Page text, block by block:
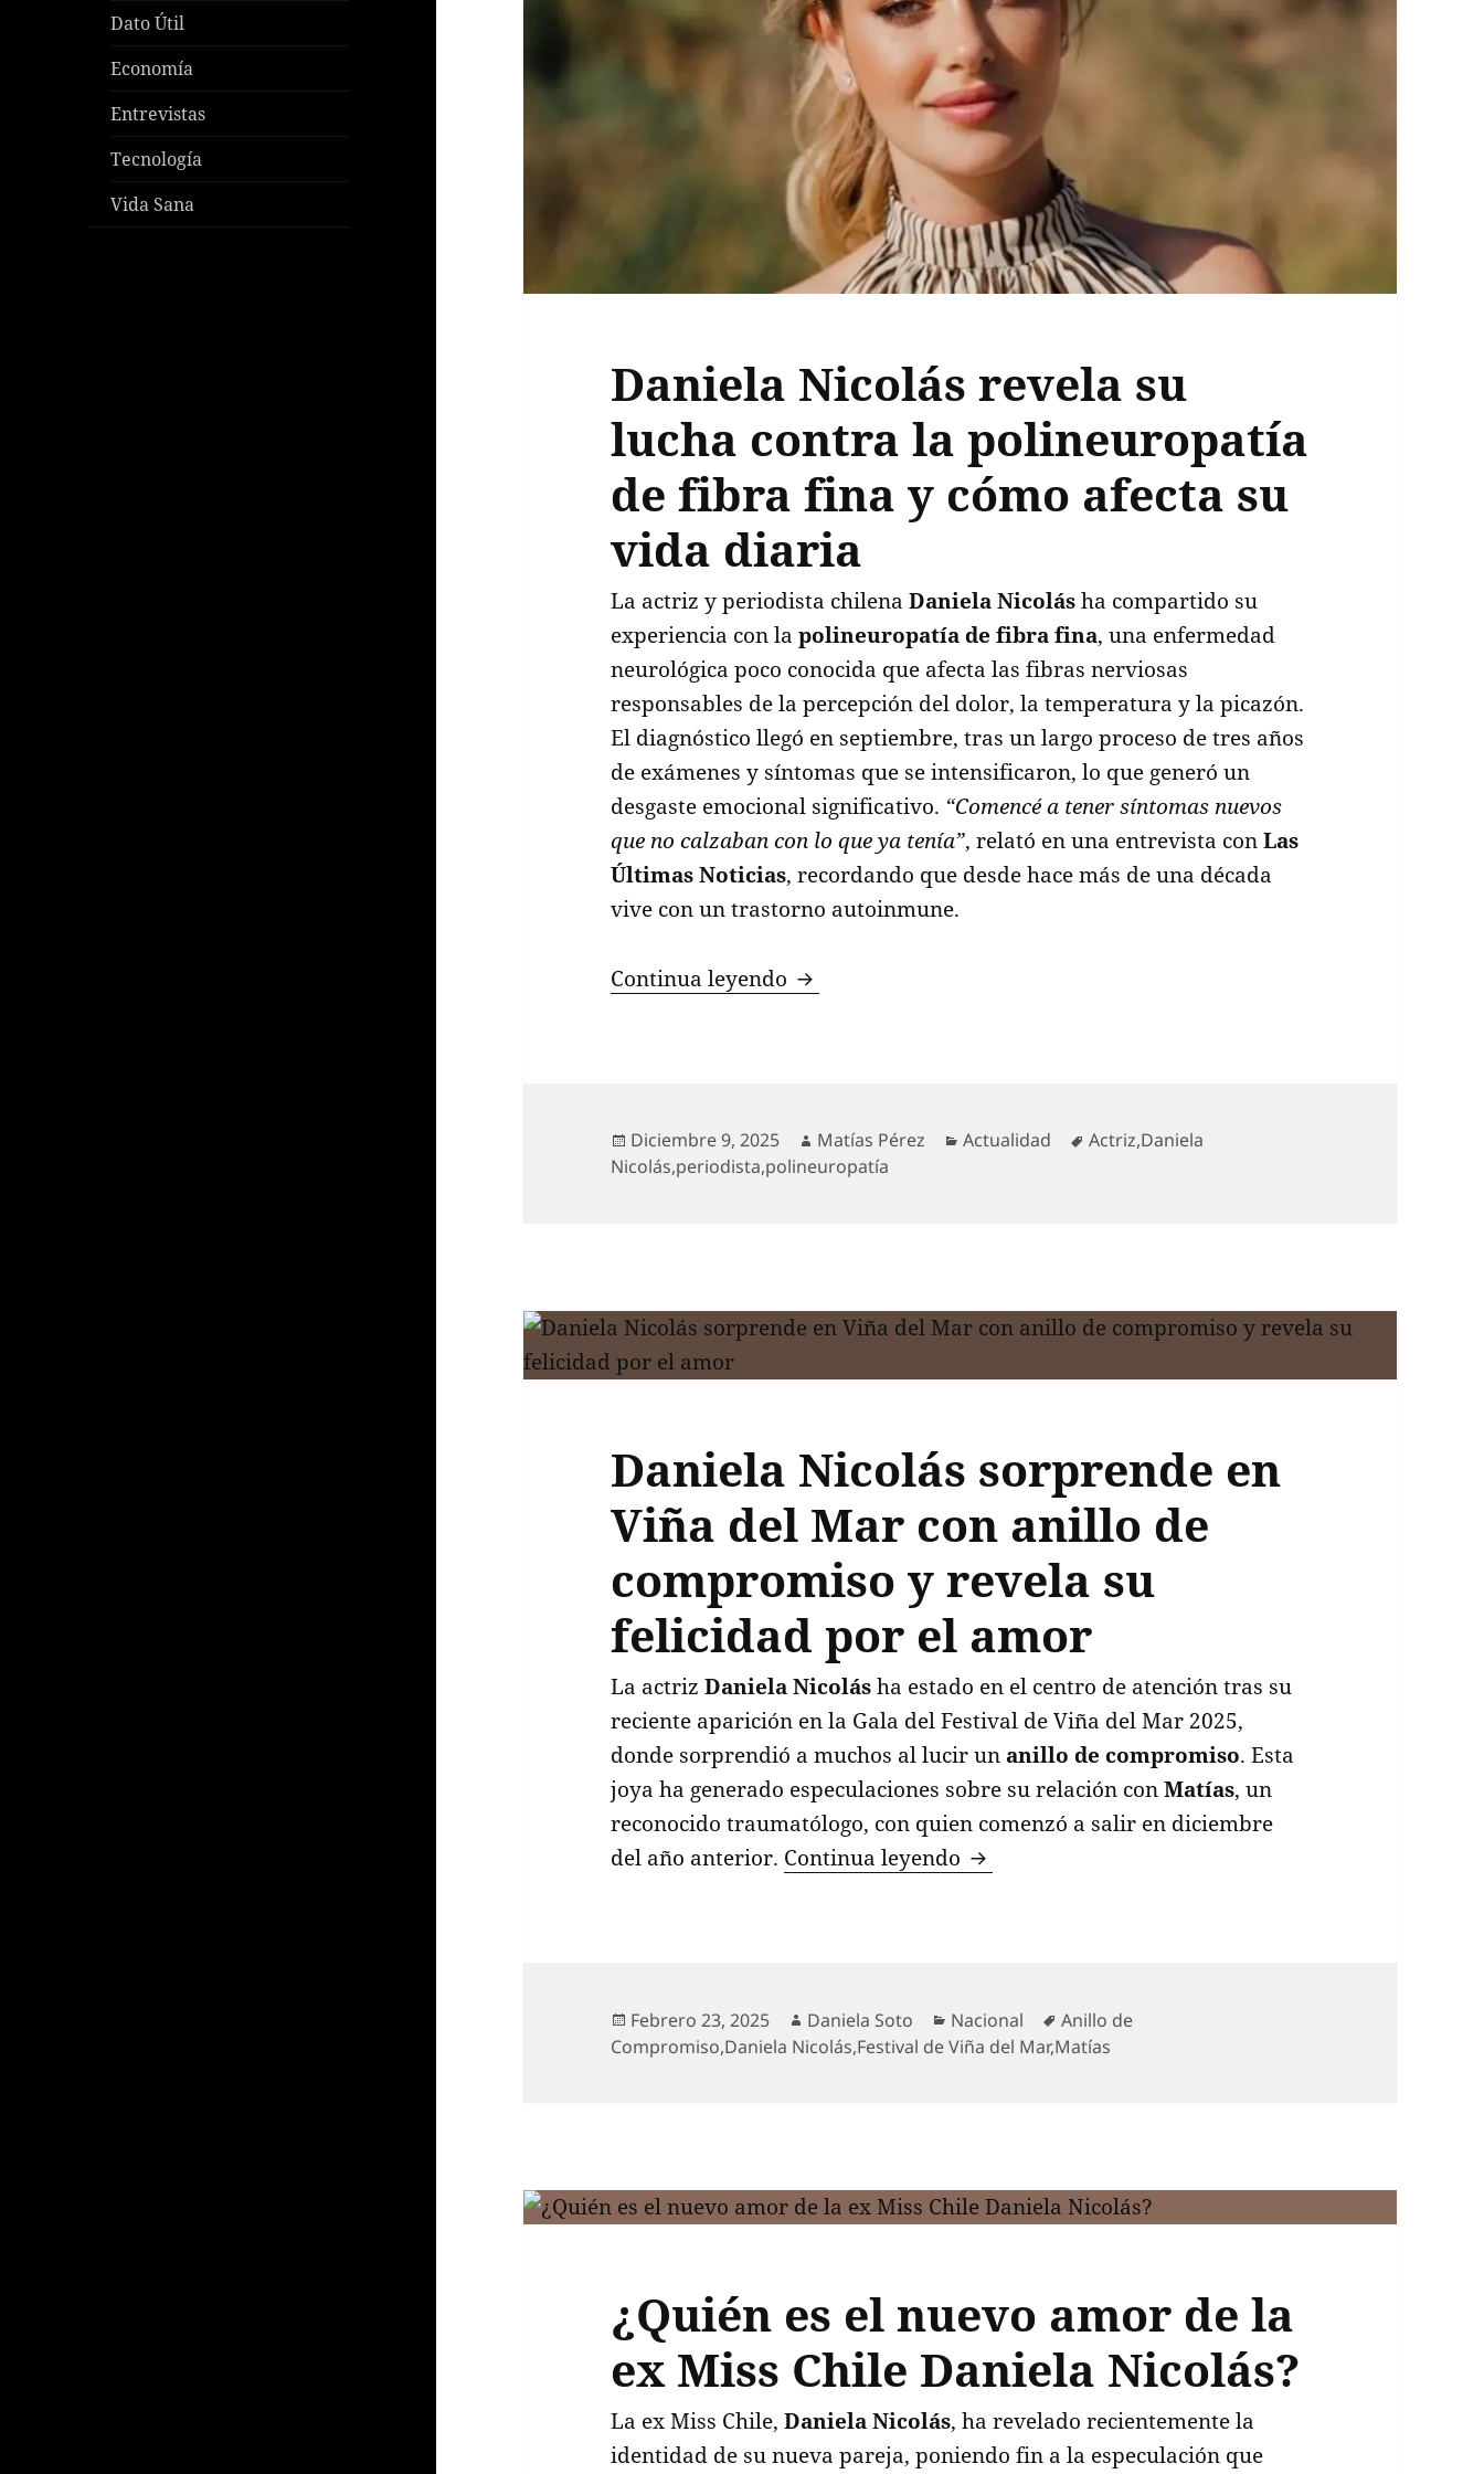
Dato Útil
Economía
Entrevistas
Tecnología
Vida Sana
Daniela Nicolás revela su
lucha contra la polineuropatía
de fibra fina y cómo afecta su
vida diaria
La actriz y periodista chilenaDaniela Nicolásha compartido su
experiencia con lapolineuropatía de fibra fina, una enfermedad
neurológica poco conocida que afecta las fibras nerviosas
responsables de la percepción del dolor, la temperatura y la picazón.
El diagnóstico llegó en septiembre, tras un largo proceso de tres años
de exámenes y síntomas que se intensificaron, lo que generó un
desgaste emocional significativo. “Comencé a tener síntomas nuevos
que no calzaban con lo que ya tenía”, relató en una entrevista conLas
Últimas Noticias, recordando que desde hace más de una década
vive con un trastorno autoinmune.
Continua leyendo Daniela Nicolás revela su lucha contra la polineuropatía de fibra
Publicado
el
Diciembre 9, 2025 Autor
Matías Pérez Categorías
Actualidad Etiquetas
Actriz,Daniela
Nicolás,periodista,polineuropatía
Daniela Nicolás sorprende en
Viña del Mar con anillo de
compromiso y revela su
felicidad por el amor
La actrizDaniela Nicolásha estado en el centro de atención tras su
reciente aparición en la Gala del Festival de Viña del Mar 2025,
donde sorprendió a muchos al lucir un anillo de compromiso. Esta
joya ha generado especulaciones sobre su relación conMatías, un
reconocido traumatólogo, con quien comenzó a salir en diciembre
del año anterior. Continua leyendo Daniela Nicolás sorprende en Viña del Mar con
Publicado
el
Febrero 23, 2025 Autor
Daniela Soto Categorías
Nacional Etiquetas
Anillo de
Compromiso,Daniela Nicolás,Festival de Viña del Mar,Matías
¿Quién es el nuevo amor de la
ex Miss Chile Daniela Nicolás?
La ex Miss Chile,Daniela Nicolás, ha revelado recientemente la
identidad de su nueva pareja, poniendo fin a la especulación que